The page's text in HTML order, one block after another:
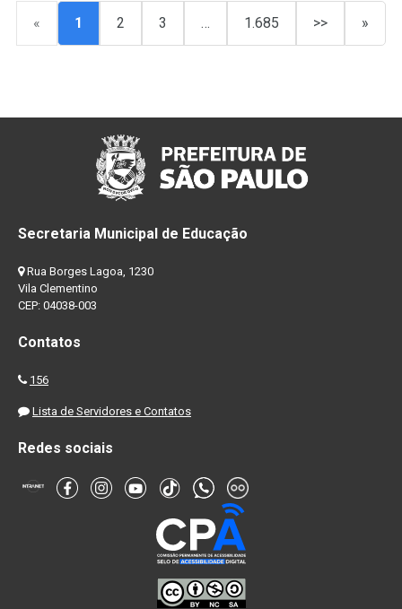
« 1 2 3 … 1.685 >> »
Secretaria Municipal de Educação
Rua Borges Lagoa, 1230
Vila Clementino
CEP: 04038-003
Contatos
156
Lista de Servidores e Contatos
Redes sociais